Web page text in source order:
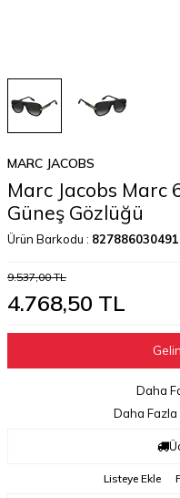
MARC JACOBS
Marc Jacobs Marc
Güneş Gözlüğü
Ürün Barkodu : 827886030491
9.537,00TL
4.768,50 TL
Daha
Daha Fazla
Listeye Ekle